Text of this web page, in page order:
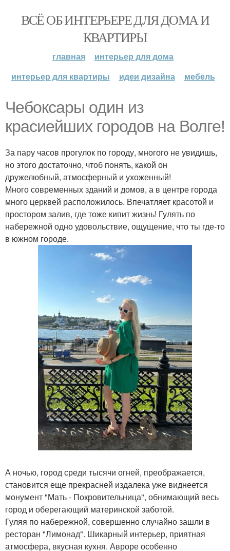
ВСЁ ОБ ИНТЕРЬЕРЕ ДЛЯ ДОМА И
КВАРТИРЫ
главная
интерьер для дома
интерьер для квартиры
идеи дизайна мебель
Чебоксары один из
красиейших городов на Волге!
За пару часов прогулок по городу, многого не увидишь,
но этого достаточно, чтоб понять, какой он
дружелюбный, атмосферный и ухоженный!
Много современных зданий и домов, а в центре города
много церквей расположилось. Впечатляет красотой и
простором залив, где тоже кипит жизнь! Гулять по
набережной одно удовольствие, ощущение, что ты где-то
в южном городе.
А ночью, город среди тысячи огней, преображается,
становится еще прекрасней издалека уже виднеется
монумент "Мать - Покровительница", обнимающий весь
город и оберегающий материнской заботой.
Гуляя по набережной, совершенно случайно зашли в
ресторан "Лимонад". Шикарный интерьер, приятная
атмосфера, вкусная кухня. Авроре особенно